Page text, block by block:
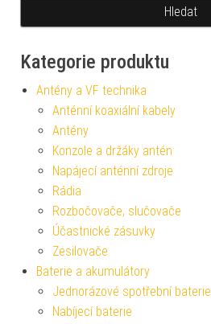
Kategorie produktu
Antény a VF technika
Anténní koaxiální kabely
Antény
Konzole a držáky antén
Napájecí anténní zdroje
Rádia
Rozbočovače, slučovače
Účastnické zásuvky
Zesilovače
Baterie a akumulátory
Jednorázové spotřební baterie
Nabíjecí baterie